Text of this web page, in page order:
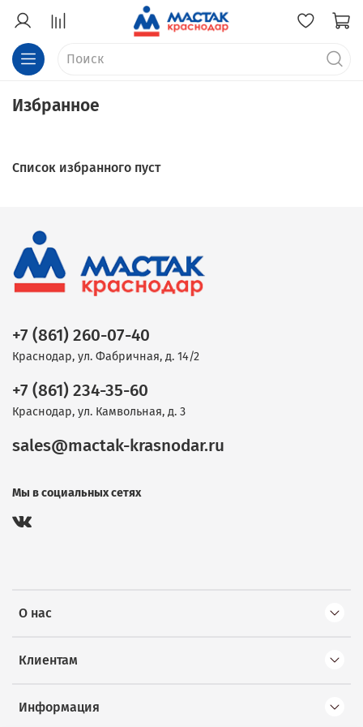
Избранное
Список избранного пуст
О нас
Клиентам
Информация
+7 (861) 260-07-40
Краснодар, ул. Фабричная, д. 14/2
+7 (861) 234-35-60
Краснодар, ул. Камвольная, д. 3
sales@mactak-krasnodar.ru
Мы в социальных сетях